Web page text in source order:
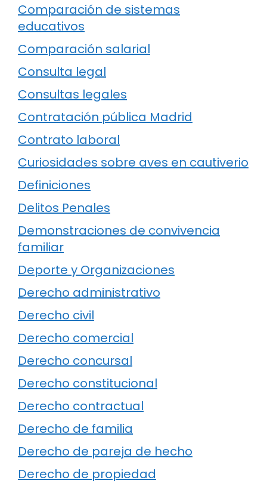
Comparación de sistemas
educativos
Comparación salarial
Consulta legal
Consultas legales
Contratación pública Madrid
Contrato laboral
Curiosidades sobre aves en cautiverio
Definiciones
Delitos Penales
Demonstraciones de convivencia
familiar
Deporte y Organizaciones
Derecho administrativo
Derecho civil
Derecho comercial
Derecho concursal
Derecho constitucional
Derecho contractual
Derecho de familia
Derecho de pareja de hecho
Derecho de propiedad